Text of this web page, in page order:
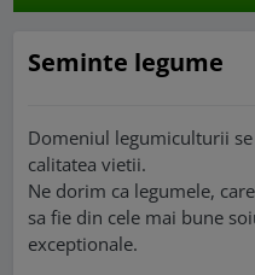
Seminte legume
Domeniul legumiculturii
calitatea vietii.
Ne dorim ca legumele,
sa fie din cele mai bune
exceptionale.